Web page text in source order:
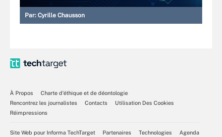
Par: Cyrille Chausson
À Propos
Charte d’éthique et de déontologie
Rencontrez les journalistes
Contacts
Utilisation Des Cookies
Réimpressions
Site Web pour Informa TechTarget Partenaires Technologies Agenda